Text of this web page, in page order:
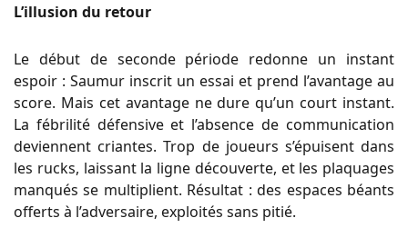
L’illusion du retour
Le début de seconde période redonne un instant
espoir : Saumur inscrit un essai et prend l’avantage au
score. Mais cet avantage ne dure qu’un court instant.
La fébrilité défensive et l’absence de communication
deviennent criantes. Trop de joueurs s’épuisent dans
les rucks, laissant la ligne découverte, et les plaquages
manqués se multiplient. Résultat : des espaces béants
offerts à l’adversaire, exploités sans pitié.